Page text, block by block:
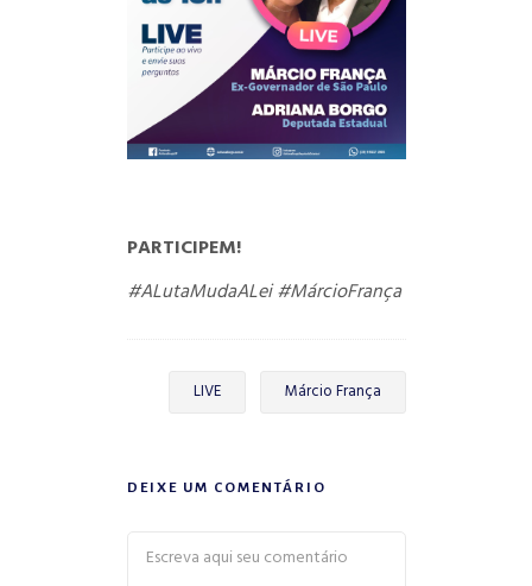
PARTICIPEM!
#ALutaMudaALei #MárcioFrança
LIVE Márcio França
DEIXE UM COMENTÁRIO